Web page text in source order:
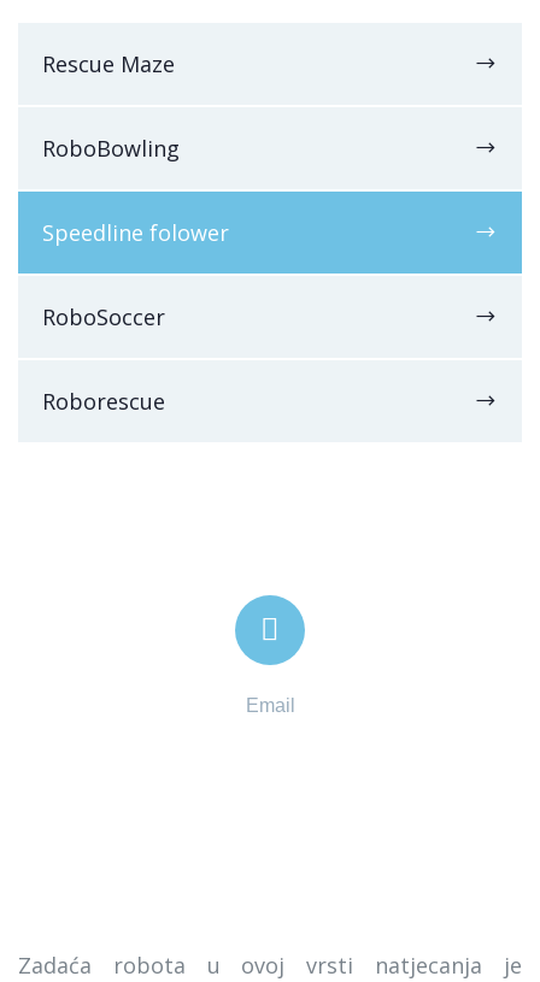
Rescue Maze
RoboBowling
Speedline folower
RoboSoccer
Roborescue
Email
Zadaća robota u ovoj vrsti natjecanja je